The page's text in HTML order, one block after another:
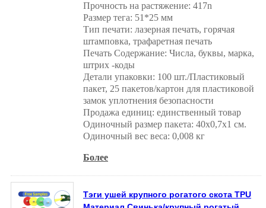
Прочность на растяжение: 417n
Размер тега: 51*25 мм
Тип печати: лазерная печать, горячая
штамповка, трафаретная печать
Печать Содержание: Числа, буквы, марка,
штрих -коды
Детали упаковки: 100 шт./Пластиковый
пакет, 25 пакетов/картон для пластиковой
замок уплотнения безопасности
Продажа единиц: единственный товар
Одиночный размер пакета: 40x0,7x1 см.
Одиночный вес веса: 0,008 кг
Более
Тэги ушей крупного рогатого скота TPU